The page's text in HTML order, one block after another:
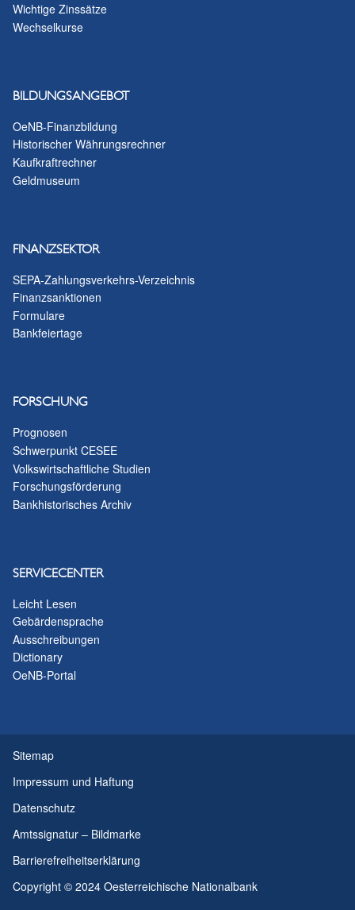
Wichtige Zinssätze
Wechselkurse
BILDUNGSANGEBOT
OeNB-Finanzbildung
Historischer Währungsrechner
Kaufkraftrechner
Geldmuseum
FINANZSEKTOR
SEPA-Zahlungsverkehrs-Verzeichnis
Finanzsanktionen
Formulare
Bankfeiertage
FORSCHUNG
Prognosen
Schwerpunkt CESEE
Volkswirtschaftliche Studien
Forschungsförderung
Bankhistorisches Archiv
SERVICECENTER
Leicht Lesen
Gebärdensprache
Ausschreibungen
Dictionary
OeNB-Portal
Sitemap
Impressum und Haftung
Datenschutz
Amtssignatur – Bildmarke
Barrierefreiheitserklärung
Copyright © 2024 Oesterreichische Nationalbank